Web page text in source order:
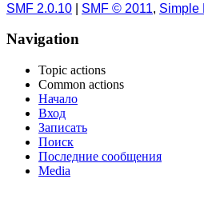
SMF 2.0.10 SMF © 2011, Simple
Navigation
Topic actions
Common actions
Начало
Вход
Записать
Поиск
Последние сообщения
Media